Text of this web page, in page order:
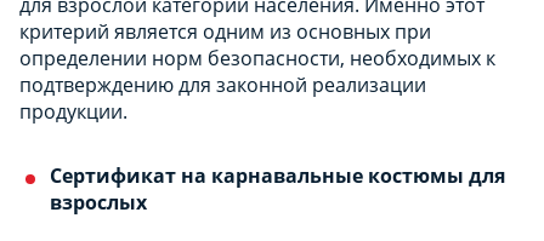
критерий является одним из основных при
определении норм безопасности, необходимых к
подтверждению для законной реализации
продукции.
Сертификат на карнавальные костюмы для
взрослых